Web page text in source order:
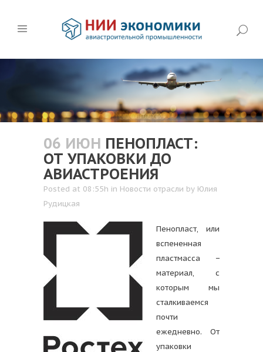
06 ИЮН ПЕНОПЛАСТ:
ОТ УПАКОВКИ ДО
АВИАСТРОЕНИЯ
Posted at 08:55h in Новости отрасли by Юлия
Рудицкая
Пенопласт, или
вспененная
пластмасса −
материал, с
которым мы
сталкиваемся
почти
ежедневно. От
упаковки